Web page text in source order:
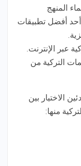
المنهج
أحد أفضل تطبيقات
عبر الإنترنت.
التركية من
الاختيار بين
منها: